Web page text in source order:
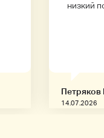
низкий
Петряков
14.07.2026